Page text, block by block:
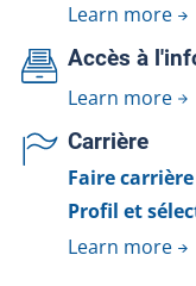
Learn more
Accès à
Learn more
Carrière
Faire carrière
Profil et
Learn more